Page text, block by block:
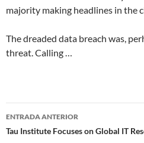
majority making headlines in the
The dreaded data breach was,
threat. Calling …
Navegador
de
ENTRADA ANTERIOR
Tau Institute Focuses on Global IT